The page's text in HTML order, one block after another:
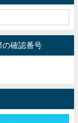
の確認番号